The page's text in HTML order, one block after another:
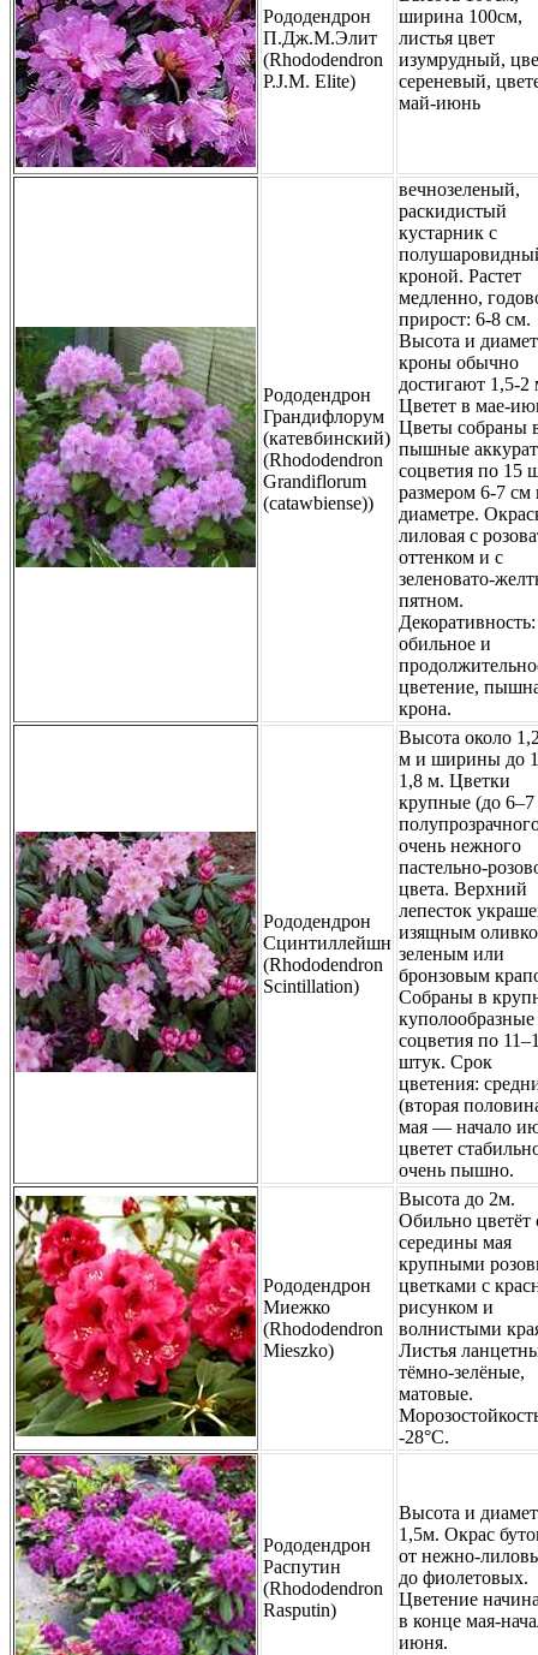
Рододендрон
П.Дж.М.Элит
(Rhododendron
P.J.M. Elite)
ширина 100см,
листья цвет
изумрудный,
сереневый,
май-июнь
Рододендрон
Грандифлорум
(катевбинский)
(Rhododendron
Grandiflorum
(catawbiense))
вечнозеленый,
раскидистый
кустарник с
кроной. Растет
медленно,
прирост: 6-8 см.
Высота и
кроны обычно
достигают 1,5-2
Цветет в мае-
Цветы собраны
пышные
соцветия по 15
размером 6-7 см
диаметре.
лиловая с
оттенком и с
зеленовато-
пятном.
Декоративность:
обильное и
цветение,
крона.
Рододендрон
Сцинтиллейшн
(Rhododendron
Scintillation)
Высота около
м и ширины до
1,8 м. Цветки
крупные (до
очень нежного
пастельно-
цвета. Верхний
лепесток
изящным
зеленым или
бронзовым
Собраны в
куполообразные
соцветия по
штук. Срок
цветения:
(вторая
мая — начало
цветет
очень пышно.
Рододендрон
Миежко
(Rhododendron
Mieszko)
Высота до 2м.
Обильно цветёт
середины мая
крупными
цветками с
рисунком и
волнистыми
Листья
тёмно-зелёные,
матовые.
-28°C.
Рододендрон
Распутин
(Rhododendron
Rasputin)
Высота и
1,5м. Окрас
от нежно-
до фиолетовых.
Цветение
в конце мая-
июня.